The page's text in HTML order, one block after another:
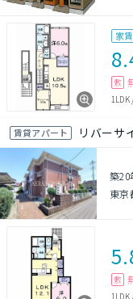
家
敷
1LDK
賃貸アパート リバーサ
築20
東京
敷
1LDK